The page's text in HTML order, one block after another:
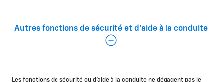
conduite
L'histoire de la sécurité Chevrolet ne s'arrête pas là,
Autres fonctions de sécurité et d'aide à la conduite
Les fonctions de sécurité ou d'aide à la conduite ne dégagent pas le